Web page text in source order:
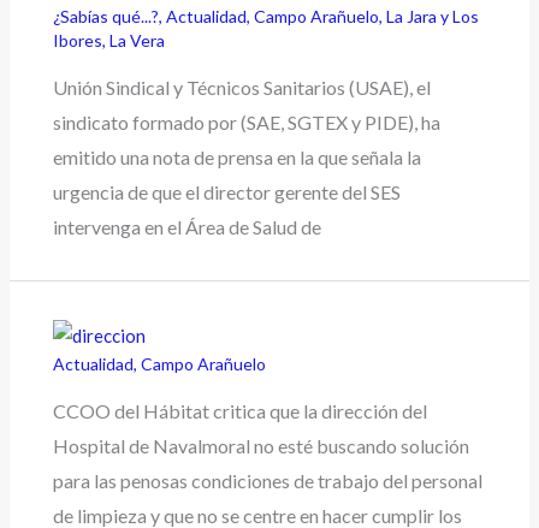
¿Sabías qué...?,Actualidad,Campo Arañuelo,La Jara y Los
Ibores,La Vera
Unión Sindical y Técnicos Sanitarios (USAE), el
sindicato formado por (SAE, SGTEX y PIDE), ha
emitido una nota de prensa en la que señala la
urgencia de que el director gerente del SES
intervenga en el Área de Salud de
Actualidad,Campo Arañuelo
CCOO del Hábitat critica que la dirección del
Hospital de Navalmoral no esté buscando solución
para las penosas condiciones de trabajo del personal
de limpieza y que no se centre en hacer cumplir los